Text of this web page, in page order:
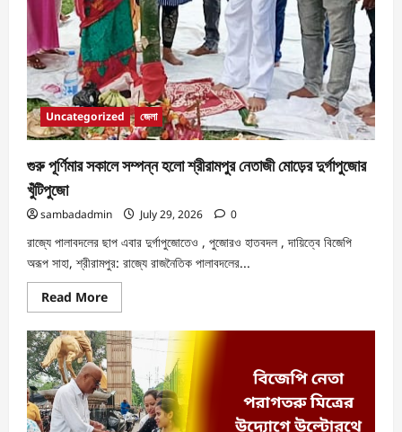
Uncategorized জেলা
গুরু পূর্ণিমার সকালে সম্পন্ন হলো শ্রীরামপুর নেতাজী মোড়ের দুর্গাপুজোর
খুঁটিপুজো
sambadadmin July 29, 2026 0
রাজ্যে পালাবদলের ছাপ এবার দুর্গাপুজোতে‌ও , পুজোর‌ও হাতবদল , দায়িত্বে বিজেপি
অরূপ সাহা, শ্রীরামপুর: রাজ্যে রাজনৈতিক পালাবদলের...
Read More